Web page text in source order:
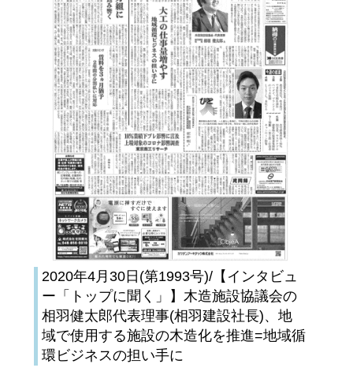
2020年4月30日(第1993号)/【インタビュ
ー「トップに聞く」】木造施設協議会の
相羽健太郎代表理事(相羽建設社長)、地
域で使用する施設の木造化を推進=地域循
環ビジネスの担い手に